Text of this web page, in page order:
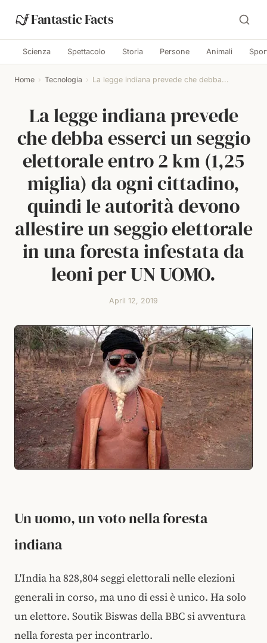
Fantastic Facts
Scienza Spettacolo Storia Persone Animali
Home › Tecnologia › La legge indiana prevede che debba...
La legge indiana prevede
che debba esserci un seggio
elettorale entro 2 km (1,25
miglia) da ogni cittadino,
quindi le autorità devono
allestire un seggio elettorale
in una foresta infestata da
leoni per UN UOMO.
April 12, 2019
Un uomo, un voto nella foresta
indiana
L'India ha 828,804 seggi elettorali nelle elezioni
generali in corso, ma uno di essi è unico. Ha solo
un elettore. Soutik Biswas della BBC si avventura
nella foresta per incontrarlo.